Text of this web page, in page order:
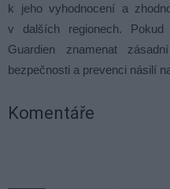
k jeho vyhodnocení a
v dalších regionech.
Guardien znamenat
bezpečnosti a prevenci násilí
Komentáře